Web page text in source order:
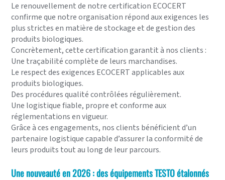
Le renouvellement de notre certification ECOCERT
confirme que notre organisation répond aux exigences les
plus strictes en matière de stockage et de gestion des
produits biologiques.
Concrètement, cette certification garantit à nos clients :
Une traçabilité complète de leurs marchandises.
Le respect des exigences ECOCERT applicables aux
produits biologiques.
Des procédures qualité contrôlées régulièrement.
Une logistique fiable, propre et conforme aux
réglementations en vigueur.
Grâce à ces engagements, nos clients bénéficient d’un
partenaire logistique capable d’assurer la conformité de
leurs produits tout au long de leur parcours.
Une nouveauté en 2026 : des équipements TESTO étalonnés